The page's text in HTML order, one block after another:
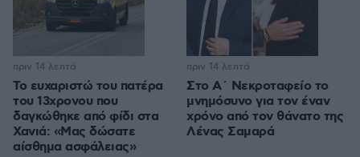
Το ευχαριστώ του πατέρα
του 13χρονου που
δαγκώθηκε από φίδι στα
Χανιά: «Μας δώσατε
αίσθημα ασφάλειας»
πριν 14 λεπτά
Στο Α΄ Νεκροταφείο το
μνημόσυνο για τον έναν
χρόνο από τον θάνατο της
Λένας Σαμαρά
πριν 14 λεπτά